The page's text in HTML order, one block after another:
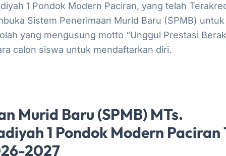
1 Pondok Modern Paciran, yang telah
Sistem Penerimaan Murid Baru (SPMB)
yang mengusung motto “Unggul Prestasi
calon siswa untuk mendaftarkan diri.
Murid Baru (SPMB) MTs.
1 Pondok Modern Paciran
2027